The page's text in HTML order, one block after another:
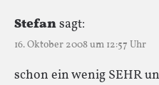
Stefansagt:
16. Oktober 2008 um 12:57 Uhr
schon ein wenig SEHR